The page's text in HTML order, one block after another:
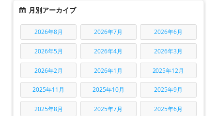
月別アーカイブ
2026年8月 2026年7月 2026年6月
2026年5月 2026年4月 2026年3月
2026年2月 2026年1月 2025年12月
2025年11月 2025年10月 2025年9月
2025年8月 2025年7月 2025年6月